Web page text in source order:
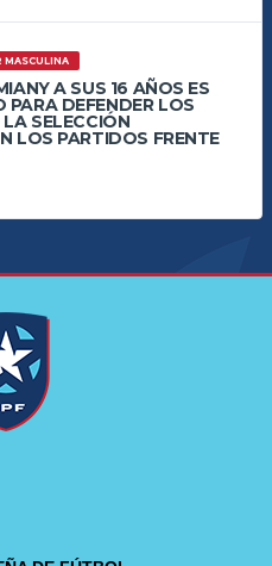
MASCULINA
A SUS 16 AÑOS ES
DEFENDER LOS
SELECCIÓN
LOS PARTIDOS FRENTE